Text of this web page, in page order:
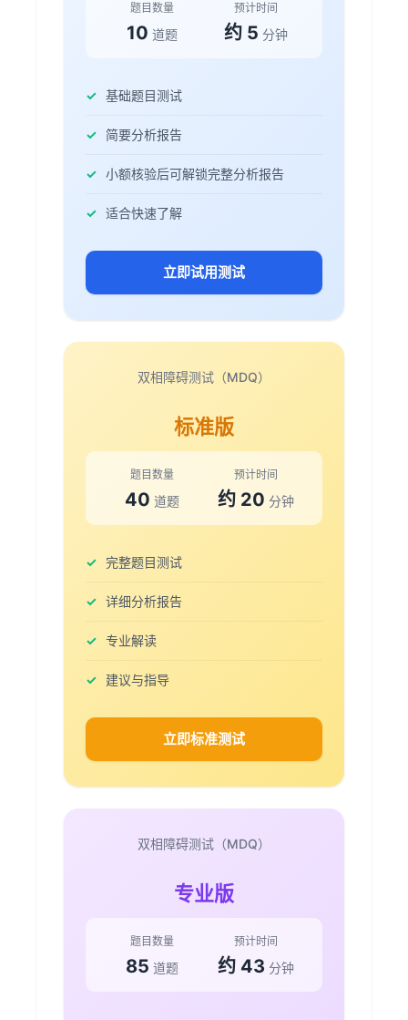
8 分钟前 用户 1295 完成「双相障碍测试
（MDQ）」全部题目
用户 5358 已完成「双相障碍测试（MDQ）」
评 · 24 分钟前
用户 9734 约 1 小时 42 分钟前完成「双相障碍测
试（MDQ）」测评
约 3 小时前 用户 1987 完成「双相障碍测试
（MDQ）」全部题目
· 约 33 分钟前
8 分钟前 用户 1295 完成「双相障碍测试
（MDQ）」全部题目
碍测试（MDQ）」
（约 1 小时 52 分钟前）
题目数量
10 道题
预计时间
约 5 分钟
基础题目测试
简要分析报告
小额核验后可解锁完整分析报告
适合快速了解
立即试用测试
双相障碍测试（MDQ）
标准版
题目数量
40 道题
预计时间
约 20 分钟
完整题目测试
详细分析报告
专业解读
建议与指导
立即标准测试
双相障碍测试（MDQ）
专业版
题目数量
85 道题
预计时间
约 43 分钟